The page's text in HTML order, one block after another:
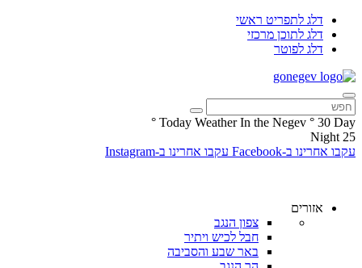
דלג לתפריט ראשי
דלג לתוכן מרכזי
דלג לפוטר
Today Weather In the Negev ° 30 Day
°
25
Night
עקבו אחרינו ב-Facebook
עקבו אחרינו ב-Instagram
אזורים
צפון הנגב
חבל לכיש ויתיר
באר שבע והסביבה